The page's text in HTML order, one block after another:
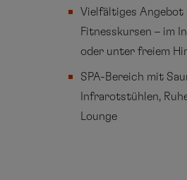
Vielfältiges Angebot
Fitnesskursen – im
oder unter freiem
SPA-Bereich mit
Infrarotstühlen,
Lounge